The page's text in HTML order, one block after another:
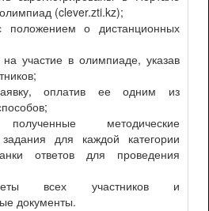
(clever.zti.kz);
положением о дистанционных
на участие в олимпиаде, указав
оплатив ее одним из
полученные методические
для каждой категории
ответов для проведения
всех участников и
документы.